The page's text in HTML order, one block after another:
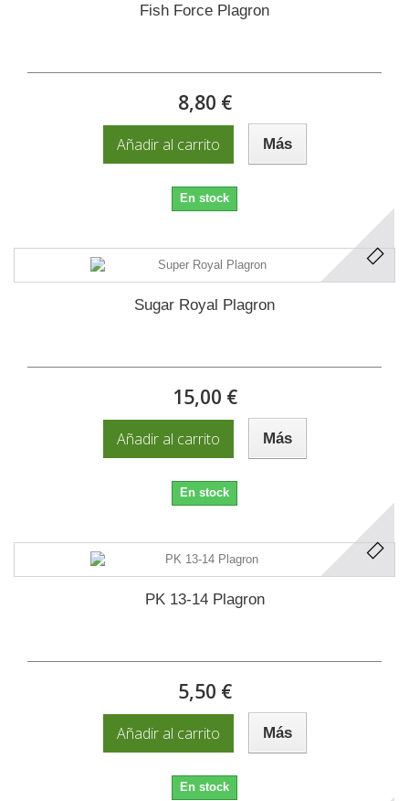
Fish Force Plagron
8,80 €
Añadir al carrito Más
En stock
Sugar Royal Plagron
15,00 €
Añadir al carrito Más
En stock
PK 13-14 Plagron
5,50 €
Añadir al carrito Más
En stock